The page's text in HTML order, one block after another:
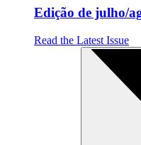
Edição de julho/
Read the Latest Issue